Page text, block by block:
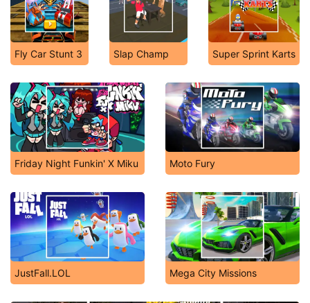
Fly Car Stunt 3 Slap Champ Super Sprint Karts
Friday Night Funkin' X Miku Moto Fury
JustFall.LOL Mega City Missions